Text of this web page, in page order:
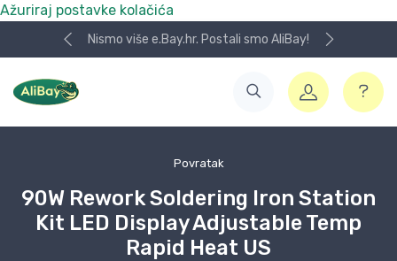
Ažuriraj postavke kolačića
Nismo više e.Bay.hr. Postali smo AliBay!
Povratak
90W Rework Soldering Iron Station
Kit LED Display Adjustable Temp
Rapid Heat US